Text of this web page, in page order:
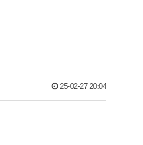
25-02-27 20:04